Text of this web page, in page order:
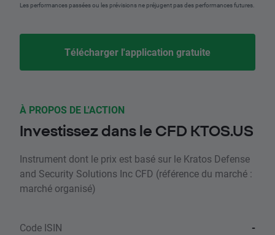
Les performances passées ou les prévisions ne préjugent pas des performances futures.
Télécharger l'application gratuite
À PROPOS DE L'ACTION
Investissez dans le CFD KTOS.US
Instrument dont le prix est basé sur le Kratos Defense
and Security Solutions Inc CFD (référence du marché :
marché organisé)
Code ISIN -